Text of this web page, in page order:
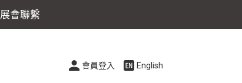
展會聯繫
會員登入 English